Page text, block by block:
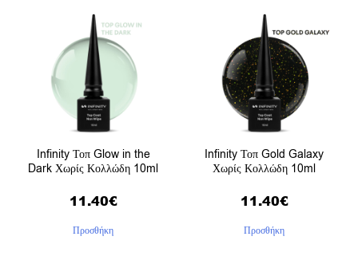
Infinity Τοπ Glow in the
Dark Χωρίς Κολλώδη 10ml
11.40€
Προσθήκη
Infinity Τοπ Gold Galaxy
Χωρίς Κολλώδη 10ml
11.40€
Προσθήκη